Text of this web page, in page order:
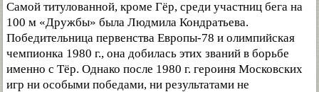
Самой титулованной, кроме Гёр, среди участниц бега на
100 м «Дружбы» была Людмила Кондратьева.
Победительница первенства Европы-78 и олимпийская
чемпионка 1980 г., она добилась этих званий в борьбе
именно с Тёр. Однако после 1980 г. героиня Московских
игр ни особыми победами, ни результатами не